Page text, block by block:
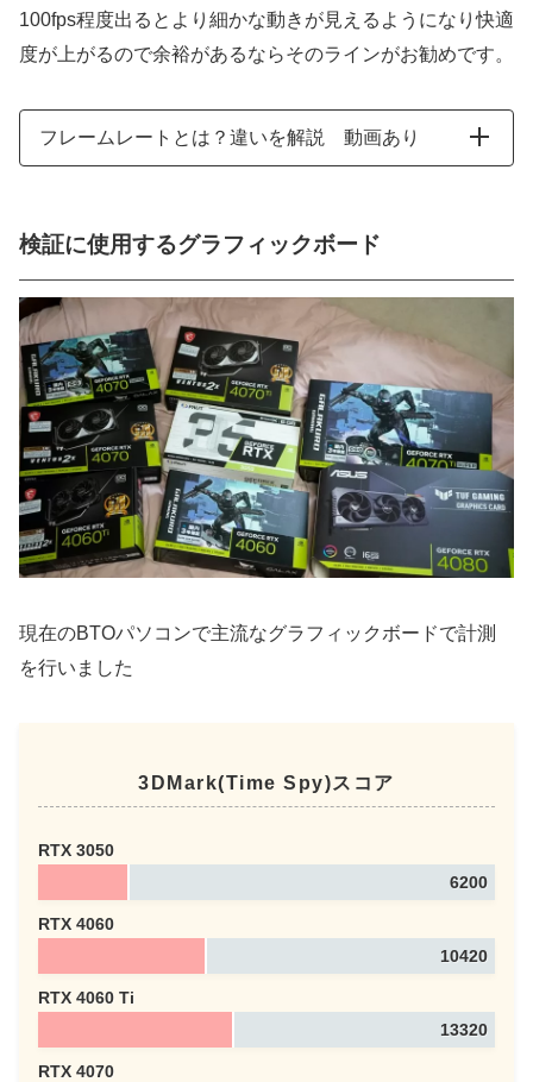
100fps程度出るとより細かな動きが見えるようになり快適
度が上がるので余裕があるならそのラインがお勧めです。
フレームレートとは？違いを解説 動画あり
参考
【知らなきゃ損】ゲームでのフレームレートの重
要性を図解で解説！
clockupcore.com
検証に使用するグラフィックボード
現在のBTOパソコンで主流なグラフィックボードで計測
を行いました
3DMark(Time Spy)スコア
RTX 3050
6200
RTX 4060
10420
RTX 4060 Ti
13320
RTX 4070